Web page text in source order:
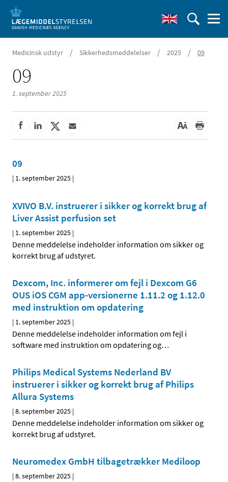
Medicinsk udstyr / Sikkerhedsmeddelelser / 2025 / 09
09
1. september 2025
09
| 1. september 2025 |
XVIVO B.V. instruerer i sikker og korrekt brug af
Liver Assist perfusion set
| 1. september 2025 |
Denne meddelelse indeholder information om sikker og
korrekt brug af udstyret.
Dexcom, Inc. informerer om fejl i Dexcom G6
OUS iOS CGM app-versionerne 1.11.2 og 1.12.0
med instruktion om opdatering
| 1. september 2025 |
Denne meddelelse indeholder information om fejl i
software med instruktion om opdatering og…
Philips Medical Systems Nederland BV
instruerer i sikker og korrekt brug af Philips
Allura Systems
|8. september 2025 |
Denne meddelelse indeholder information om sikker og
korrekt brug af udstyret.
Neuromedex GmbH tilbagetrækker Mediloop
|8. september 2025 |